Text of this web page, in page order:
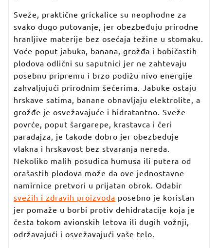
Sveže, praktične grickalice su neophodne za
svako dugo putovanje, jer obezbeđuju prirodne
hranljive materije bez osećaja težine u stomaku.
Voće poput jabuka, banana, grožđa i bobičastih
plodova odlični su saputnici jer ne zahtevaju
posebnu pripremu i brzo podižu nivo energije
zahvaljujući prirodnim šećerima. Jabuke ostaju
hrskave satima, banane obnavljaju elektrolite, a
grožđe je osvežavajuće i hidratantno. Sveže
povrće, poput šargarepe, krastavca i čeri
paradajza, je takođe dobro jer obezbeđuje
vlakna i hrskavost bez stvaranja nereda.
Nekoliko malih posudica humusa ili putera od
orašastih plodova može da ove jednostavne
namirnice pretvori u prijatan obrok. Odabir
svežih i zdravih proizvoda posebno je koristan
jer pomaže u borbi protiv dehidratacije koja je
česta tokom avionskih letova ili dugih vožnji,
održavajući i osvežavajući vaše telo.